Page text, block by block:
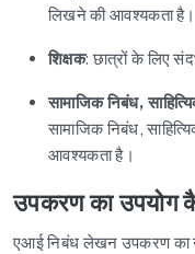
लिखने की आवश्यकता है।
शिक्षक: छात्रों के लिए
सामाजिक निबंध,
सामाजिक निबंध,
आवश्यकता है।
उपकरण का उपयोग
एआई निबंध लेखन उपकरण का